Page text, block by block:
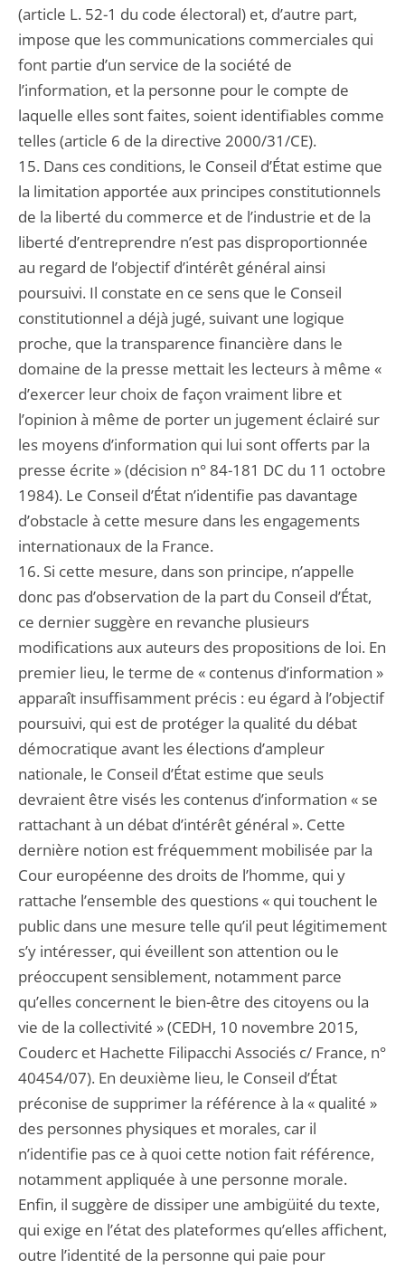
(article L. 52-1 du code électoral) et, d’autre part,
impose que les communications commerciales qui
font partie d’un service de la société de
l’information, et la personne pour le compte de
laquelle elles sont faites, soient identifiables comme
telles (article 6 de la directive 2000/31/CE).
15. Dans ces conditions, le Conseil d’État estime que
la limitation apportée aux principes constitutionnels
de la liberté du commerce et de l’industrie et de la
liberté d’entreprendre n’est pas disproportionnée
au regard de l’objectif d’intérêt général ainsi
poursuivi. Il constate en ce sens que le Conseil
constitutionnel a déjà jugé, suivant une logique
proche, que la transparence financière dans le
domaine de la presse mettait les lecteurs à même «
d’exercer leur choix de façon vraiment libre et
l’opinion à même de porter un jugement éclairé sur
les moyens d’information qui lui sont offerts par la
presse écrite » (décision n° 84-181 DC du 11 octobre
1984). Le Conseil d’État n’identifie pas davantage
d’obstacle à cette mesure dans les engagements
internationaux de la France.
16. Si cette mesure, dans son principe, n’appelle
donc pas d’observation de la part du Conseil d’État,
ce dernier suggère en revanche plusieurs
modifications aux auteurs des propositions de loi. En
premier lieu, le terme de « contenus d’information »
apparaît insuffisamment précis : eu égard à l’objectif
poursuivi, qui est de protéger la qualité du débat
démocratique avant les élections d’ampleur
nationale, le Conseil d’État estime que seuls
devraient être visés les contenus d’information « se
rattachant à un débat d’intérêt général ». Cette
dernière notion est fréquemment mobilisée par la
Cour européenne des droits de l’homme, qui y
rattache l’ensemble des questions « qui touchent le
public dans une mesure telle qu’il peut légitimement
s’y intéresser, qui éveillent son attention ou le
préoccupent sensiblement, notamment parce
qu’elles concernent le bien-être des citoyens ou la
vie de la collectivité » (CEDH, 10 novembre 2015,
Couderc et Hachette Filipacchi Associés c/ France, n°
40454/07). En deuxième lieu, le Conseil d’État
préconise de supprimer la référence à la « qualité »
des personnes physiques et morales, car il
n’identifie pas ce à quoi cette notion fait référence,
notamment appliquée à une personne morale.
Enfin, il suggère de dissiper une ambigüité du texte,
qui exige en l’état des plateformes qu’elles affichent,
outre l’identité de la personne qui paie pour